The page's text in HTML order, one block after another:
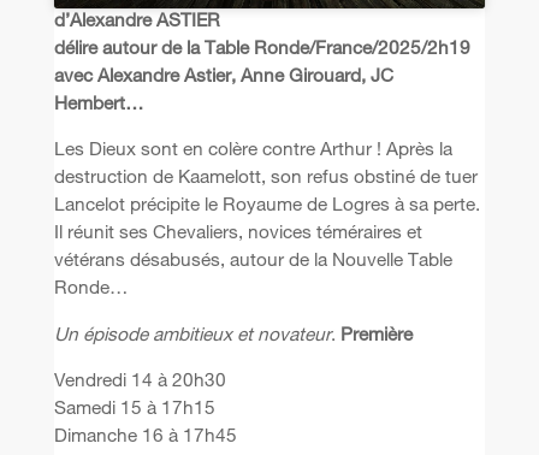
d’Alexandre ASTIER
délire autour de la Table Ronde/France/2025/2h19
avec Alexandre Astier, Anne Girouard, JC
Hembert…
Les Dieux sont en colère contre Arthur ! Après la
destruction de Kaamelott, son refus obstiné de tuer
Lancelot précipite le Royaume de Logres à sa perte.
Il réunit ses Chevaliers, novices téméraires et
vétérans désabusés, autour de la Nouvelle Table
Ronde…
Un épisode ambitieux et novateur. Première
Vendredi 14 à 20h30
Samedi 15 à 17h15
Dimanche 16 à 17h45